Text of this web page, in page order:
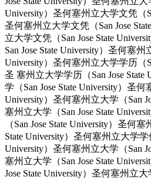
University）圣何塞州立大学文凭（
圣何塞州立大学文凭（San Jose
立大学文凭（San Jose State
San Jose State University）圣何塞州
University）圣何塞州立大学学历（
圣 塞州立大学学历（San Jose
学（San Jose State University）圣何
University）圣何塞州立大学（San
塞州立大学（San Jose State
（San Jose State University）圣何
State University）圣何塞州立大学学
University）圣何塞州立大学（San
塞州立大学（San Jose State
Jose State University）圣何塞州立大